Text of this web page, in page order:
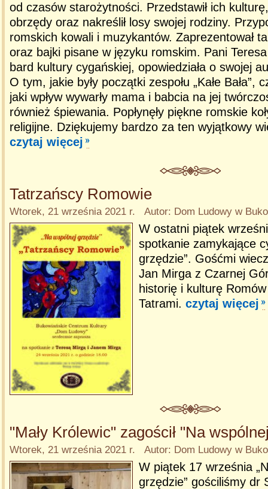
od czasów starożytności. Przedstawił ich
obrzędy oraz nakreślił losy swojej rodziny.
romskich kowali i muzykantów. Zaprezentował
oraz bajki pisane w języku romskim. Pani
bard kultury cygańskiej, opowiedziała o swojej
O tym, jakie były początki zespołu „Kałe Bała”,
jaki wpływ wywarły mama i babcia na jej
również śpiewania. Popłynęły piękne romskie
religijne. Dziękujemy bardzo za ten wyjątkowy
czytaj więcej
Tatrzańscy Romowie
Wtorek, 21 września 2021 r. Autor: Dom Ludowy w
W ostatni piątek
spotkanie zamykające
grzędzie”. Gośćmi
Jan Mirga z Czarnej
historię i kulturę
Tatrami. czytaj więcej
"Mały Królewic" zagościł "Na
Wtorek, 21 września 2021 r. Autor: Dom Ludowy w
W piątek 17 września
grzędzie” gościliśmy dr